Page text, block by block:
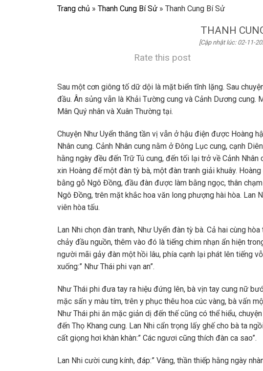
Trang chủ » Thanh Cung Bí Sử » Thanh Cung Bí Sử
THANH
[Cập nhật lúc: 02-11-
Rate this post
Sau một cơn giông tố dữ dội là mặt biển tĩnh lặng. Sau
đầu. Ân sủng vẫn là Khải Tường cung và Cảnh Dương cung.
Mân Quý nhân và Xuân Thường tại.
Chuyện Như Uyển thăng tần vị vẫn ở hậu điện được Hoàng
Nhân cung. Cảnh Nhân cung nằm ở Đông Lục cung, cạnh
hằng ngày đều đến Trữ Tú cung, đến tối lại trở về Cảnh
xin Hoàng đế một đàn tỳ bà, một đàn tranh giải khuây.
bằng gỗ Ngô Đồng, đầu đàn được làm bằng ngọc, thân
Ngô Đồng, trên mặt khắc hoa văn long phượng hài hòa. Lan
viên hòa tấu.
Lan Nhi chọn đàn tranh, Như Uyển đàn tỳ bà. Cả hai cùng
chảy đầu nguồn, thêm vào đó là tiếng chim nhạn ẩn hiện
người mãi gảy đàn một hồi lâu, phía cạnh lại phát lên tiếng
xuống:” Như Thái phi vạn an”.
Như Thái phi đưa tay ra hiệu đứng lên, bà vịn tay cung nữ
mặc sấn y màu tím, trên y phục thêu hoa cúc vàng, bà vấn
Như Thái phi ăn mặc giản dị đến thế cũng có thể hiểu,
đến Thọ Khang cung. Lan Nhi cẩn trọng lấy ghế cho bà ta
cất giọng hơi khàn khàn:” Các ngươi cũng thích đàn ca sao”.
Lan Nhi cười cung kính, đáp:” Vâng, thần thiếp hằng ngày